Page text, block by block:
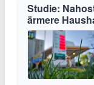
Studie:
ärmere